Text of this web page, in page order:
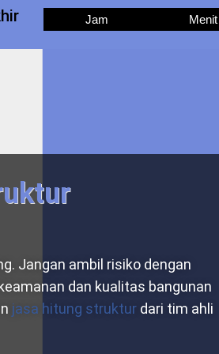
Jam Menit
Jangan ambil risiko dengan
dan kualitas bangunan
jasa hitung struktur dari tim ahli